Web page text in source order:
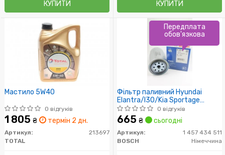
КУПИТИ КУПИТИ
Мастило 5W40
0 відгуків
1 805 ₴ термін 2 дн.
Артикул:
213697
TOTAL
Фільтр паливний Hyundai
Elantra/I30/Kia Sportage
2.0CRDi 08/04-0 відгуків
665 ₴ сьогодні
Артикул:
1 457 434 511
BOSCH
Німеччина
Передплата
обов'язкова